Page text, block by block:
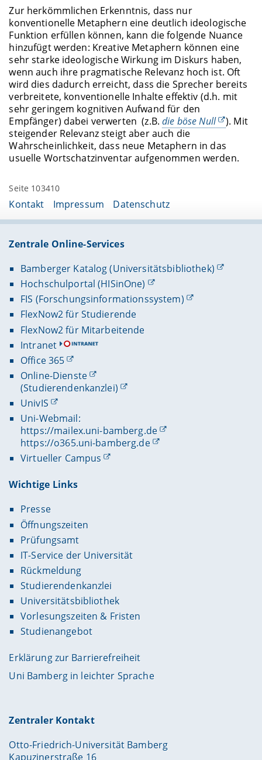
Zur herkömmlichen Erkenntnis, dass nur
konventionelle Metaphern eine deutlich ideologische
Funktion erfüllen können, kann die folgende Nuance
hinzufügt werden: Kreative Metaphern können eine
sehr starke ideologische Wirkung im Diskurs haben,
wenn auch ihre pragmatische Relevanz hoch ist. Oft
wird dies dadurch erreicht, dass die Sprecher bereits
verbreitete, konventionelle Inhalte effektiv (d.h. mit
sehr geringem kognitiven Aufwand für den
Empfänger) dabei verwerten (z.B.die böse Null
). Mit
steigender Relevanz steigt aber auch die
Wahrscheinlichkeit, dass neue Metaphern in das
usuelle Wortschatzinventar aufgenommen werden.
Seite 103410
Kontakt Impressum Datenschutz
Zentrale Online-Services
Bamberger Katalog (Universitätsbibliothek)
Hochschulportal (HISinOne)
FIS (Forschungsinformationssystem)
FlexNow2 für Studierende
FlexNow2 für Mitarbeitende
Intranet
Office 365
Online-Dienste
(Studierendenkanzlei)
UnivIS
Uni-Webmail:
https://mailex.uni-bamberg.de
https://o365.uni-bamberg.de
Virtueller Campus
Wichtige Links
Presse
Öffnungszeiten
Prüfungsamt
IT-Service der Universität
Rückmeldung
Studierendenkanzlei
Universitätsbibliothek
Vorlesungszeiten & Fristen
Studienangebot
Erklärung zur Barrierefreiheit
Uni Bamberg in leichter Sprache
Zentraler Kontakt
Otto-Friedrich-Universität Bamberg
Kapuzinerstraße 16